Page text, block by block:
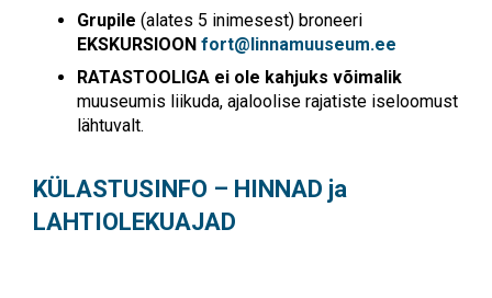
Grupile (alates 5 inimesest) broneeri
EKSKURSIOON fort@linnamuuseum.ee
RATASTOOLIGA ei ole kahjuks võimalik
muuseumis liikuda, ajaloolise rajatiste iseloomust
lähtuvalt.
KÜLASTUSINFO – HINNAD ja
LAHTIOLEKUAJAD